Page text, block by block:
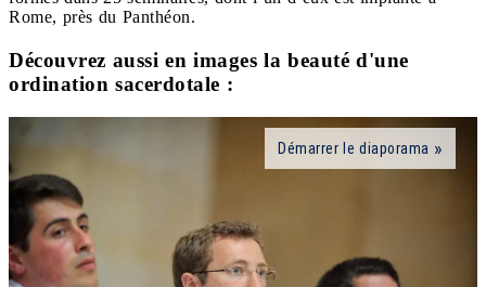
Rome, près du Panthéon.
Découvrez aussi en images la beauté d'une
ordination sacerdotale :
Démarrer le diaporama